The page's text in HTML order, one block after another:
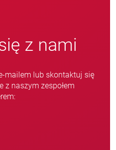
z nami
mailem lub skontaktuj się
z naszym zespołem